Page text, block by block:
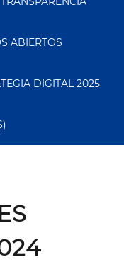
ABIERTOS
DIGITAL 2025